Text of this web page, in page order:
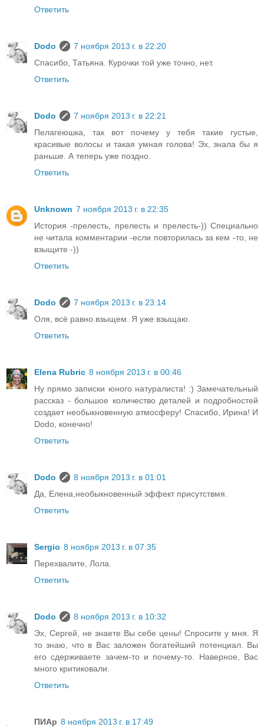
Ответить
Dodo
7 ноября 2013 г. в 22:20
Спасибо, Татьяна. Курочки той уже точно, нет.
Ответить
Dodo
7 ноября 2013 г. в 22:21
Пелагеюшка, так вот почему у тебя такие густые,
красивые волосы и такая умная голова! Эх, знала бы я
раньше. А теперь уже поздно.
Ответить
Unknown 7 ноября 2013 г. в 22:35
История -прелесть, прелесть и прелесть-)) Специально
не читала комментарии -если повторилась за кем -то, не
взыщите -))
Ответить
Dodo
7 ноября 2013 г. в 23:14
Оля, всё равно взыщем. Я уже взыщаю.
Ответить
Elena Rubric 8 ноября 2013 г. в 00:46
Ну прямо записки юного натуралиста! :) Замечательный
рассказ - большое количество деталей и подробностей
создает необыкновенную атмосферу! Спасибо, Ирина! И
Dodo, конечно!
Ответить
Dodo
8 ноября 2013 г. в 01:01
Да, Елена,необыкновенный эффект присутствмя.
Ответить
Sergio 8 ноября 2013 г. в 07:35
Перехвалите, Лола.
Ответить
Dodo
8 ноября 2013 г. в 10:32
Эх, Сергей, не знаете Вы себе цены! Спросите у мня. Я
то знаю, что в Вас заложен богатейший потенциал. Вы
его сдерживаете зачем-то и почему-то. Наверное, Вас
много критиковали.
Ответить
ПИАр 8 ноября 2013 г. в 17:49